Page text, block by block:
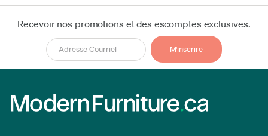
Recevoir nos promotions et des escomptes exclusives.